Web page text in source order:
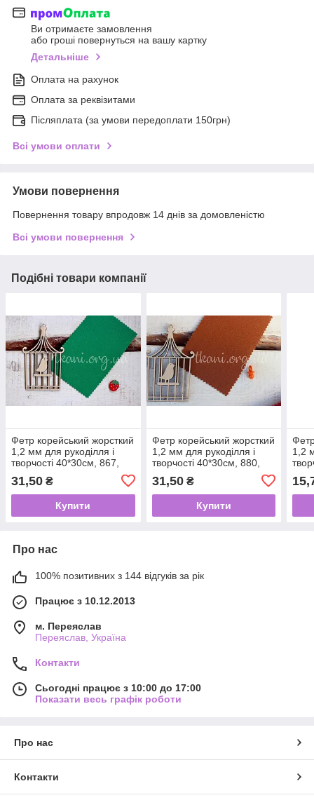
Ви отримаєте замовлення
або гроші повернуться на вашу картку
Детальніше
Оплата на рахунок
Оплата за реквізитами
Післяплата (за умови передоплати 150грн)
Всі умови оплати
Умови повернення
Повернення товару впродовж 14 днів за домовленістю
Всі умови повернення
Подібні товари компанії
Фетр корейський жорсткий
1,2 мм для рукоділля і
творчості 40*30см, 867,
31,50 ₴
Купити
Фетр корейський жорсткий
1,2 мм для рукоділля і
творчості 40*30см, 880,
31,50₴
Купити
1,2
Про нас
100% позитивних з 144 відгуків за рік
Працює з 10.12.2013
м. Переяслав
Переяслав, Україна
Контакти
Сьогодні працює з 10:00 до 17:00
Показати весь графік роботи
Про нас
Контакти